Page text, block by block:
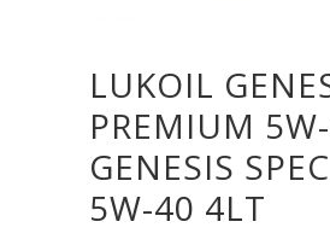
LUKOIL
PREMIUM
GENESIS
5W-40 4LT